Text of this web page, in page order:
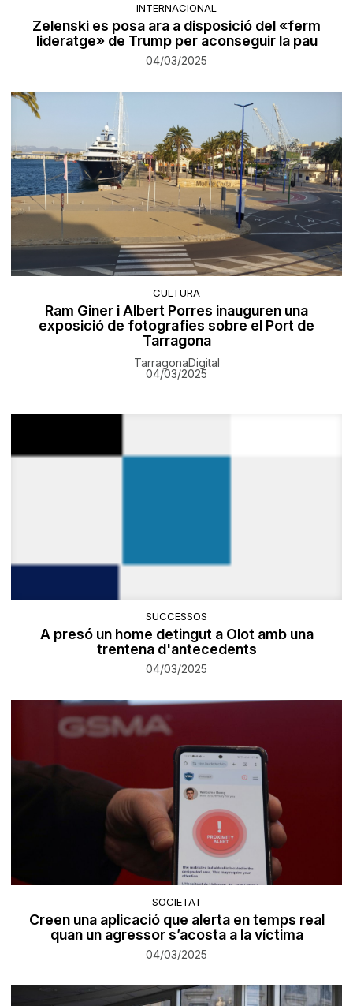
INTERNACIONAL
Zelenski es posa ara a disposició del «ferm
lideratge» de Trump per aconseguir la pau
04/03/2025
CULTURA
Ram Giner i Albert Porres inauguren una
exposició de fotografies sobre el Port de
Tarragona
TarragonaDigital
04/03/2025
SUCCESSOS
A presó un home detingut a Olot amb una
trentena d'antecedents
04/03/2025
SOCIETAT
Creen una aplicació que alerta en temps real
quan un agressor s’acosta a la víctima
04/03/2025